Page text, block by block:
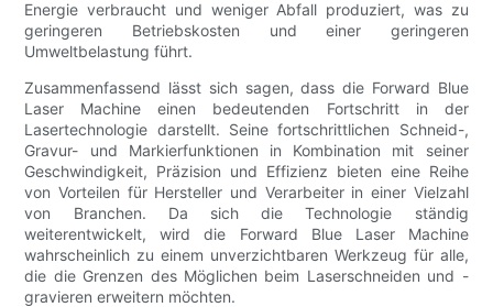
Energie verbraucht und weniger Abfall produziert, was zu
geringeren Betriebskosten und einer geringeren
Umweltbelastung führt.
Zusammenfassend lässt sich sagen, dass die Forward Blue
Laser Machine einen bedeutenden Fortschritt in der
Lasertechnologie darstellt. Seine fortschrittlichen Schneid-,
Gravur- und Markierfunktionen in Kombination mit seiner
Geschwindigkeit, Präzision und Effizienz bieten eine Reihe
von Vorteilen für Hersteller und Verarbeiter in einer Vielzahl
von Branchen. Da sich die Technologie ständig
weiterentwickelt, wird die Forward Blue Laser Machine
wahrscheinlich zu einem unverzichtbaren Werkzeug für alle,
die die Grenzen des Möglichen beim Laserschneiden und -
gravieren erweitern möchten.